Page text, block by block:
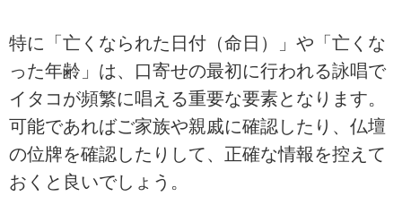
特に「亡くなられた日付（命日）」や「亡くな
った年齢」は、口寄せの最初に行われる詠唱で
イタコが頻繁に唱える重要な要素となります。
可能であればご家族や親戚に確認したり、仏壇
の位牌を確認したりして、正確な情報を控えて
おくと良いでしょう。